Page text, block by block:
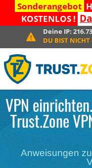
Sonderangebot
KOSTENLOS !
Deine IP:
DU BIST NICHT
VPN
Trust.Zone
Anweisungen